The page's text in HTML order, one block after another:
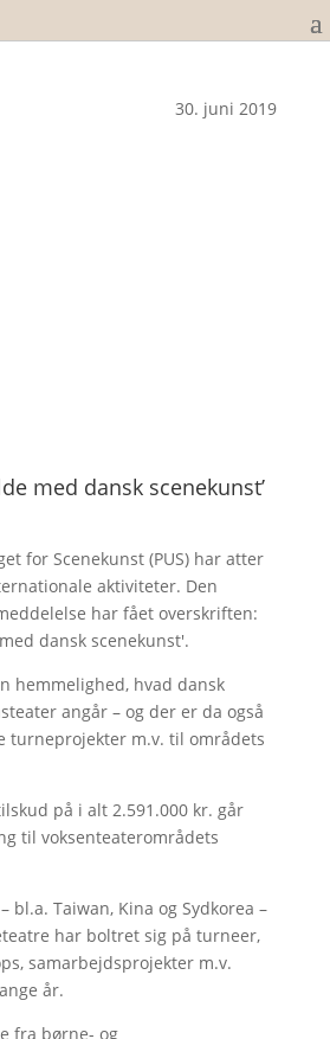
30. juni 2019
med dansk scenekunst’
for Scenekunst (PUS) har atter
aktiviteter. Den
har fået overskriften:
dansk scenekunst'.
hemmelighed, hvad dansk
angår – og der er da også
turneprojekter m.v. til områdets
på i alt 2.591.000 kr. går
til voksenteaterområdets
bl.a. Taiwan, Kina og Sydkorea –
har boltret sig på turneer,
samarbejdsprojekter m.v.
år.
fra børne- og